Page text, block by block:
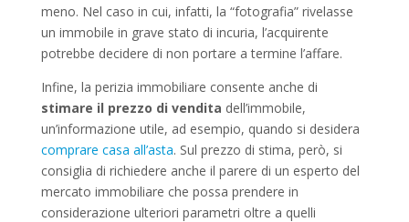
meno. Nel caso in cui, infatti, la “fotografia” rivelasse
un immobile in grave stato di incuria, l’acquirente
potrebbe decidere di non portare a termine l’affare.
Infine, la perizia immobiliare consente anche di
stimare il prezzo di vendita dell’immobile,
un’informazione utile, ad esempio, quando si desidera
comprare casa all’asta. Sul prezzo di stima, però, si
consiglia di richiedere anche il parere di un esperto del
mercato immobiliare che possa prendere in
considerazione ulteriori parametri oltre a quelli